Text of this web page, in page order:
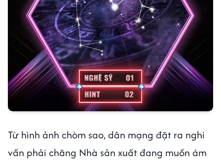
Từ hình ảnh chòm sao, dân mạng đặt ra nghi
vấn phải chăng Nhà sản xuất đang muốn ám